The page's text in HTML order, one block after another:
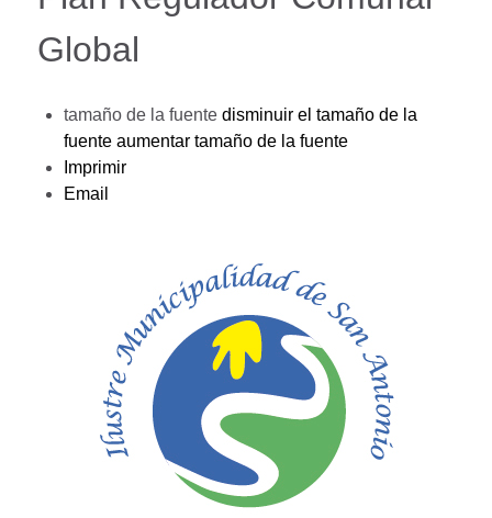
Global
tamaño de la fuente disminuir el tamaño de la
fuente aumentar tamaño de la fuente
Imprimir
Email